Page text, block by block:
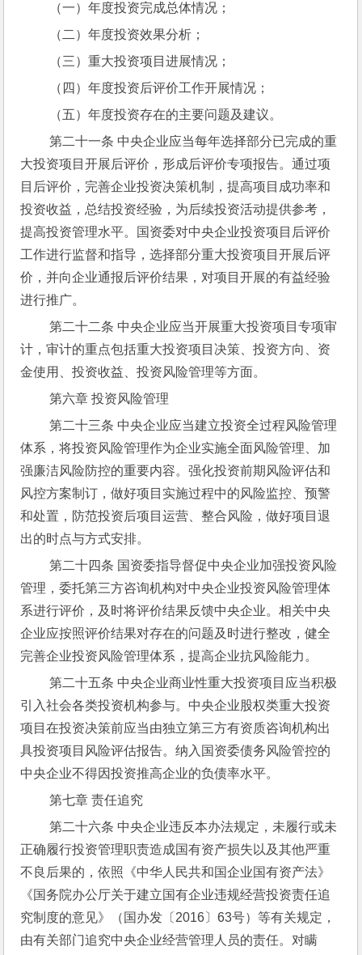
（一）年度投资完成总体情况；
（二）年度投资效果分析；
（三）重大投资项目进展情况；
（四）年度投资后评价工作开展情况；
（五）年度投资存在的主要问题及建议。
第二十一条 中央企业应当每年选择部分已完成的重
大投资项目开展后评价，形成后评价专项报告。通过项
目后评价，完善企业投资决策机制，提高项目成功率和
投资收益，总结投资经验，为后续投资活动提供参考，
提高投资管理水平。国资委对中央企业投资项目后评价
工作进行监督和指导，选择部分重大投资项目开展后评
价，并向企业通报后评价结果，对项目开展的有益经验
进行推广。
第二十二条 中央企业应当开展重大投资项目专项审
计，审计的重点包括重大投资项目决策、投资方向、资
金使用、投资收益、投资风险管理等方面。
第六章 投资风险管理
第二十三条 中央企业应当建立投资全过程风险管理
体系，将投资风险管理作为企业实施全面风险管理、加
强廉洁风险防控的重要内容。强化投资前期风险评估和
风控方案制订，做好项目实施过程中的风险监控、预警
和处置，防范投资后项目运营、整合风险，做好项目退
出的时点与方式安排。
第二十四条 国资委指导督促中央企业加强投资风险
管理，委托第三方咨询机构对中央企业投资风险管理体
系进行评价，及时将评价结果反馈中央企业。相关中央
企业应按照评价结果对存在的问题及时进行整改，健全
完善企业投资风险管理体系，提高企业抗风险能力。
第二十五条 中央企业商业性重大投资项目应当积极
引入社会各类投资机构参与。中央企业股权类重大投资
项目在投资决策前应当由独立第三方有资质咨询机构出
具投资项目风险评估报告。纳入国资委债务风险管控的
中央企业不得因投资推高企业的负债率水平。
第七章 责任追究
第二十六条 中央企业违反本办法规定，未履行或未
正确履行投资管理职责造成国有资产损失以及其他严重
不良后果的，依照《中华人民共和国企业国有资产法》
《国务院办公厅关于建立国有企业违规经营投资责任追
究制度的意见》（国办发〔2016〕63号）等有关规定，
由有关部门追究中央企业经营管理人员的责任。对瞒